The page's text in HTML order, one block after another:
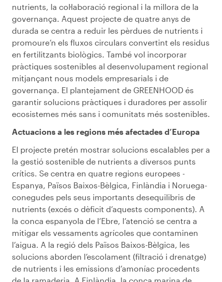
nutrients, la col·laboració regional i la millora de la
governança. Aquest projecte de quatre anys de
durada se centra a reduir les pèrdues de nutrients i
promoure’n els fluxos circulars convertint els residus
en fertilitzants biològics. També vol incorporar
pràctiques sostenibles al desenvolupament regional
mitjançant nous models empresarials i de
governança. El plantejament de GREENHOOD és
garantir solucions pràctiques i duradores per assolir
ecosistemes més sans i comunitats més sostenibles.
Actuacions a les regions més afectades d’Europa
El projecte pretén mostrar solucions escalables per a
la gestió sostenible de nutrients a diversos punts
crítics. Se centra en quatre regions europees -
Espanya, Països Baixos-Bèlgica, Finlàndia i Noruega-
conegudes pels seus importants desequilibris de
nutrients (excés o dèficit d’aquests components). A
la conca espanyola de l’Ebre, l’atenció se centra a
mitigar els vessaments agrícoles que contaminen
l’aigua. A la regió dels Països Baixos-Bèlgica, les
solucions aborden l’escolament (filtració i drenatge)
de nutrients i les emissions d’amoníac procedents